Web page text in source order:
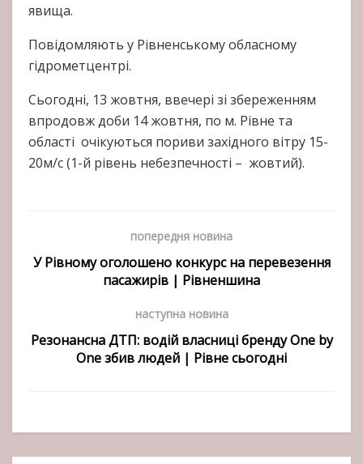
явища.
Повідомляють у Рівненському обласному
гідрометцентрі.
Сьогодні, 13 жовтня, ввечері зі збереженням
впродовж доби 14 жовтня, по м. Рівне та
області очікуються пориви західного вітру 15-
20м/с (1-й рівень небезпечності – жовтий).
попередня новина
У Рівному оголошено конкурс на перевезення
пасажирів | Рівненшина
наступна новина
Резонансна ДТП: водій власниці бренду One by
One збив людей | Рівне сьогодні